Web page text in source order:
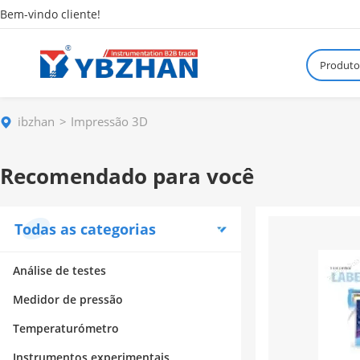
Bem-vindo cliente!
ibzhan Impressão 3D
Recomendado para você
Todas as categorias
Análise de testes
Medidor de pressão
Temperaturómetro